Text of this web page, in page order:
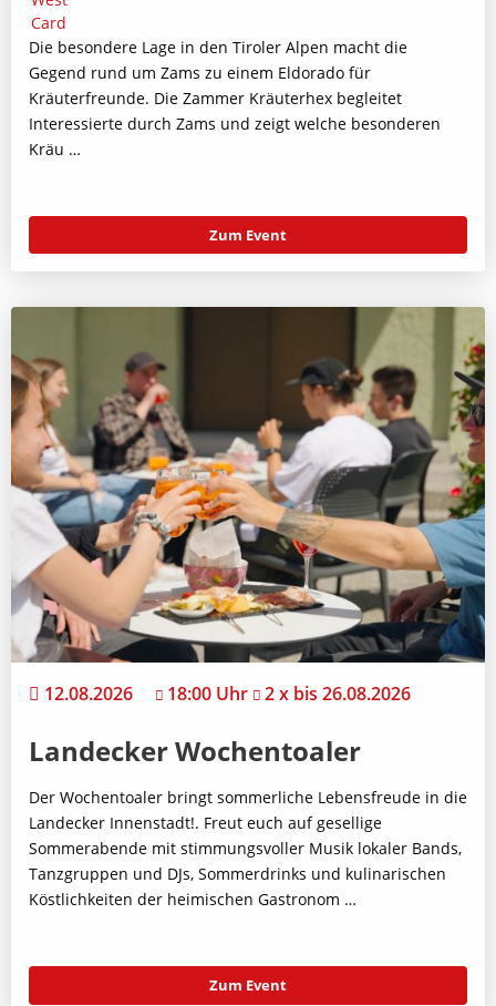
Die besondere Lage in den Tiroler Alpen macht die
Gegend rund um Zams zu einem Eldorado für
Kräuterfreunde. Die Zammer Kräuterhex begleitet
Interessierte durch Zams und zeigt welche besonderen
Kräu …
Zum Event
12.08.2026 18:00 Uhr 2 x bis 26.08.2026
Landecker Wochentoaler
Der Wochentoaler bringt sommerliche Lebensfreude in die
Landecker Innenstadt!. Freut euch auf gesellige
Sommerabende mit stimmungsvoller Musik lokaler Bands,
Tanzgruppen und DJs, Sommerdrinks und kulinarischen
Köstlichkeiten der heimischen Gastronom …
Zum Event